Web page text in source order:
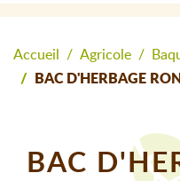
Accueil Agricole
BAC D'HERBAGE
BAC